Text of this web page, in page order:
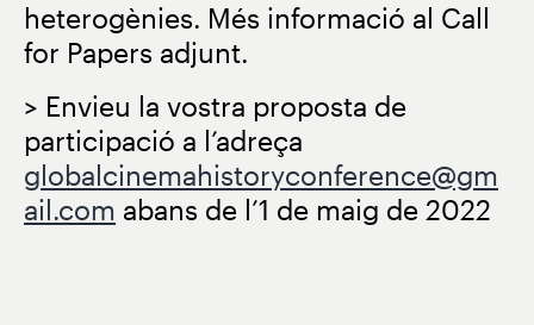
heterogènies. Més informació al Call
for Papers adjunt.
> Envieu la vostra proposta de
participació a l’adreça
globalcinemahistoryconference@gm
ail.com abans de l’1 de maig de 2022